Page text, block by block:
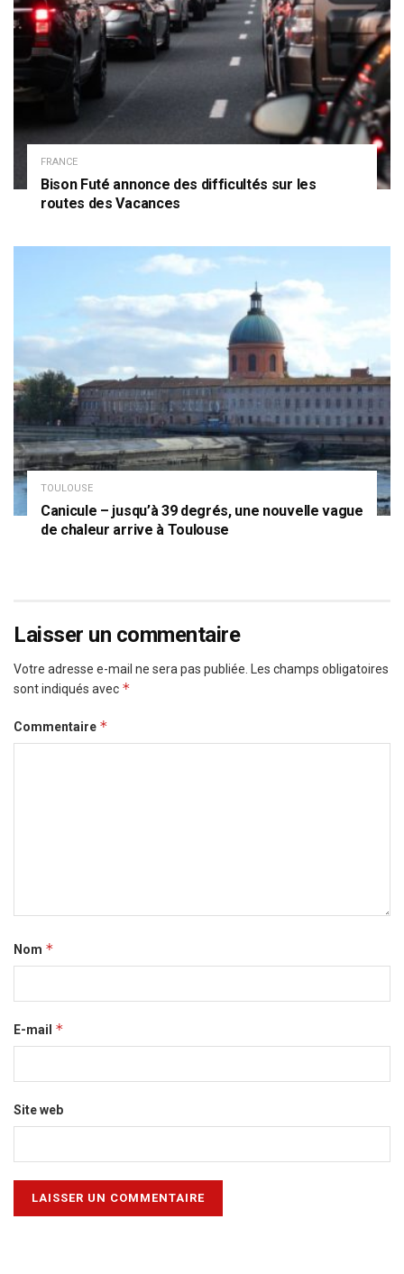
FRANCE
Bison Futé annonce des difficultés sur les
routes des Vacances
TOULOUSE
Canicule – jusqu’à 39 degrés, une nouvelle vague
de chaleur arrive à Toulouse
Laisser un commentaire
Votre adresse e-mail ne sera pas publiée. Les champs obligatoires
sont indiqués avec *
Commentaire *
Nom *
E-mail *
Site web